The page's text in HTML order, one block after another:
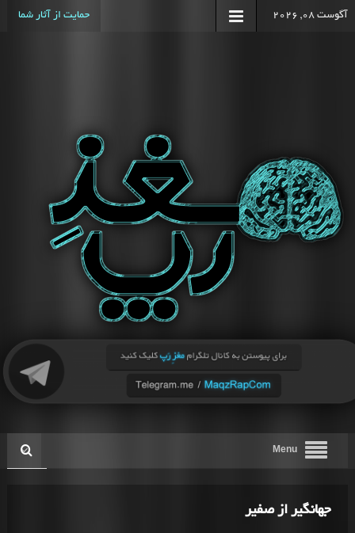
آگوست 08, 2026 حمایت از آثار شما
Menu
جهانگیر از صفیر